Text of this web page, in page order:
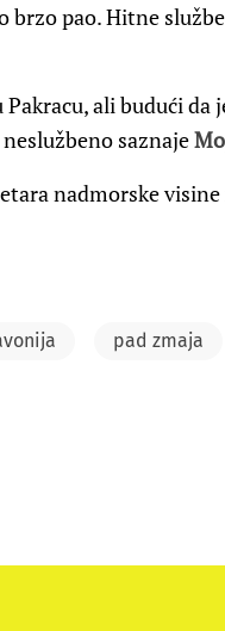
pao. Hitne
ali budući
saznaje
nadmorske
pad zmaja